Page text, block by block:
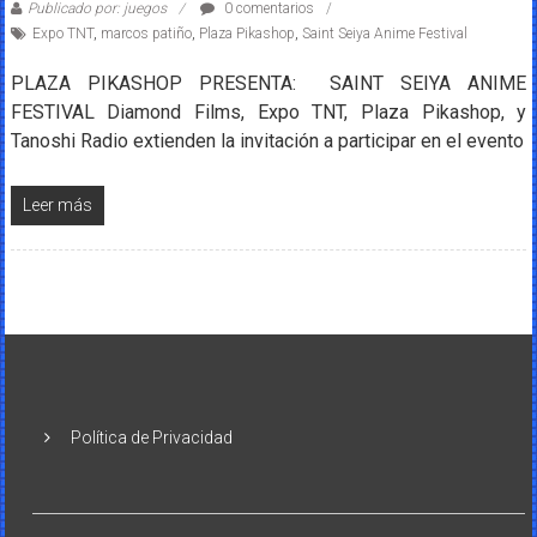
Publicado por: juegos
0 comentarios
Expo TNT, marcos patiño, Plaza Pikashop, Saint Seiya Anime Festival
PLAZA PIKASHOP PRESENTA: SAINT SEIYA ANIME
FESTIVAL Diamond Films, Expo TNT, Plaza Pikashop, y
Tanoshi Radio extienden la invitación a participar en el evento
Leer más
Política de Privacidad